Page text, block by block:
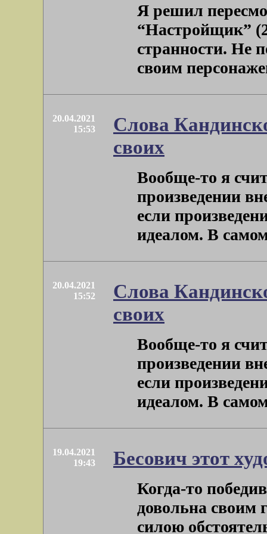
Я решил
“Настройщик”
странности. Не
своим
20.04.2021
15:53
Слова
своих
Вообще-то я
произведении
если
идеалом. В
20.04.2021
15:52
Слова
своих
Вообще-то я
произведении
если
идеалом. В
19.04.2021
19:43
Бесович этот
Когда-то
довольна своим
силою